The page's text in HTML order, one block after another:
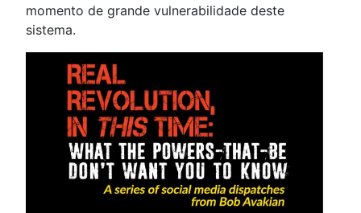
momento de grande vulnerabilidade deste
sistema.